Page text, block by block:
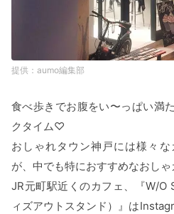
aumo編集部
食べ歩きでお腹をい〜っぱい満
クタイム♡
おしゃれタウン神戸には様々
が、中でも特におすすめなおし
JR元町駅近くのカフェ、『W/O
ィズアウトスタンド）』は